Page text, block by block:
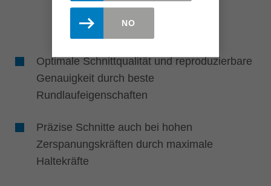
Optimale Schnittqualität und reproduzierbare
Genauigkeit durch beste
Rundlaufeigenschaften
Präzise Schnitte auch bei hohen
Zerspanungskräften durch maximale
Haltekräfte
NO